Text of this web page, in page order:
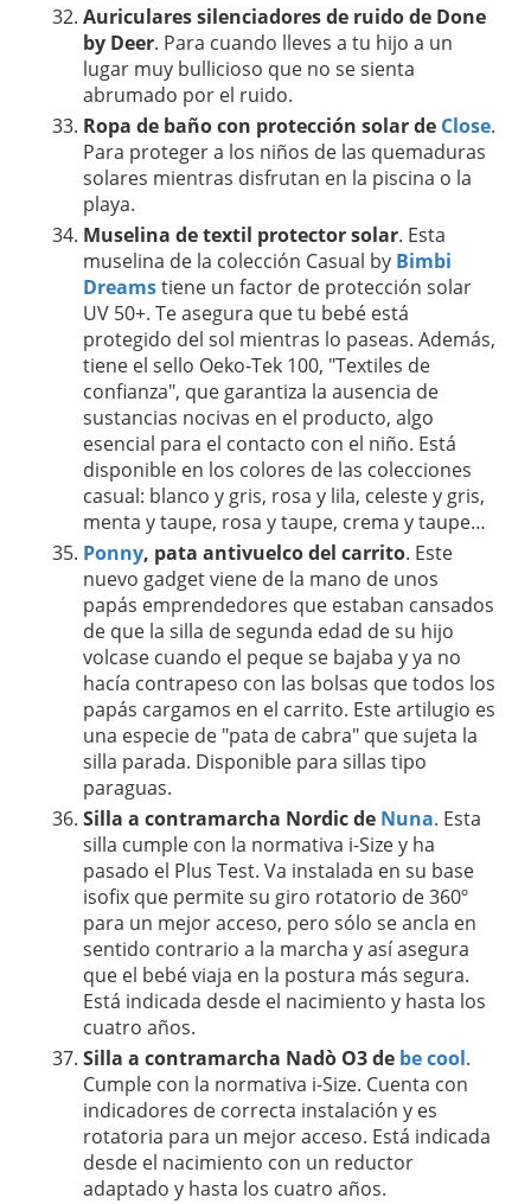
Auriculares silenciadores de ruido de Done
by Deer. Para cuando lleves a tu hijo a un
lugar muy bullicioso que no se sienta
abrumado por el ruido.
Ropa de baño con protección solar de Close.
Para proteger a los niños de las quemaduras
solares mientras disfrutan en la piscina o la
playa.
Muselina de textil protector solar. Esta
muselina de la colección Casual by Bimbi
Dreamstiene un factor de protección solar
UV 50+. Te asegura que tu bebé está
protegido del sol mientras lo paseas. Además,
tiene el sello Oeko-Tek 100, "Textiles de
confianza", que garantiza la ausencia de
sustancias nocivas en el producto, algo
esencial para el contacto con el niño. Está
disponible en los colores de las colecciones
casual: blanco y gris, rosa y lila, celeste y gris,
menta y taupe, rosa y taupe, crema y taupe…
Ponny, pata antivuelco del carrito. Este
nuevo gadget viene de la mano de unos
papás emprendedores que estaban cansados
de que la silla de segunda edad de su hijo
volcase cuando el peque se bajaba y ya no
hacía contrapeso con las bolsas que todos los
papás cargamos en el carrito. Este artilugio es
una especie de "pata de cabra" que sujeta la
silla parada. Disponible para sillas tipo
paraguas.
Silla a contramarcha Nordic de Nuna. Esta
silla cumple con la normativa i-Size y ha
pasado el Plus Test. Va instalada en su base
isofix que permite su giro rotatorio de 360º
para un mejor acceso, pero sólo se ancla en
sentido contrario a la marcha y así asegura
que el bebé viaja en la postura más segura.
Está indicada desde el nacimiento y hasta los
cuatro años.
Silla a contramarcha Nadò O3 de be cool.
Cumple con la normativa i-Size. Cuenta con
indicadores de correcta instalación y es
rotatoria para un mejor acceso. Está indicada
desde el nacimiento con un reductor
adaptado y hasta los cuatro años.